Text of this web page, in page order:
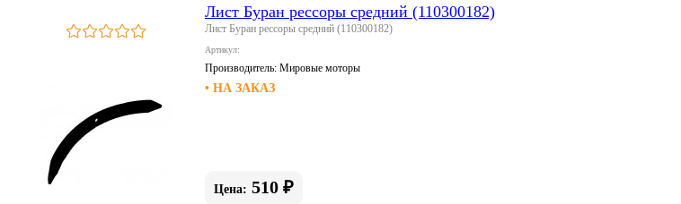
Лист Буран рессоры средний (110300182)
Лист Буран рессоры средний (110300182)
Артикул:
Производитель: Мировые моторы
• НА ЗАКАЗ
Цена: 510 ₽